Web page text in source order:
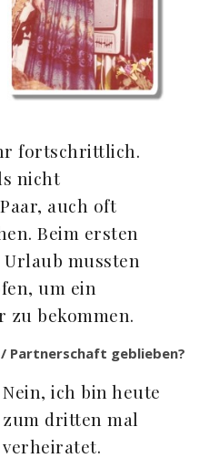
fortschrittlich.
nicht
auch oft
Beim ersten
Urlaub mussten
um ein
zu bekommen.
Partnerschaft geblieben?
Nein, ich bin heute
zum dritten mal
verheiratet.